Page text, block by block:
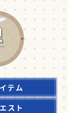
テム
スト